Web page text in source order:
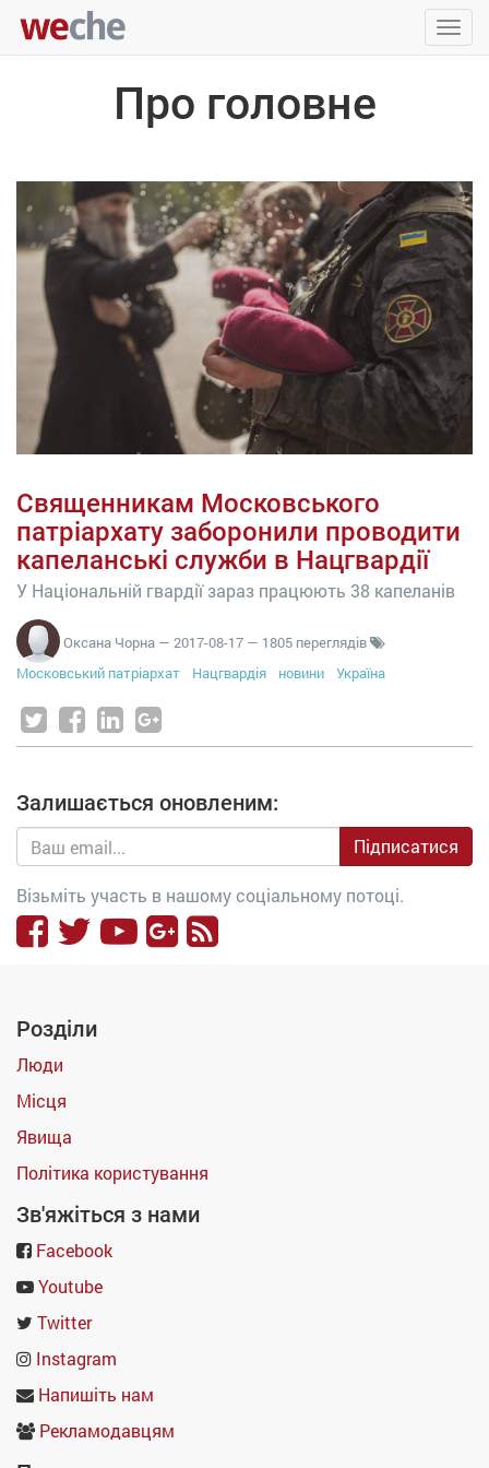
Про головне
Священникам Московського
патріархату заборонили проводити
капеланські служби в Нацгвардії
У Національній гвардії зараз працюють 38 капеланів
Оксана Чорна — 2017-08-17 — 1805 переглядів
Московський патріархат
Нацгвардія новини Україна
Залишається оновленим:
Підписатися
Візьміть участь в нашому соціальному потоці.
Розділи
Люди
Місця
Явища
Політика користування
Зв'яжіться з нами
Facebook
Youtube
Twitter
Instagram
Напишіть нам
Рекламодавцям